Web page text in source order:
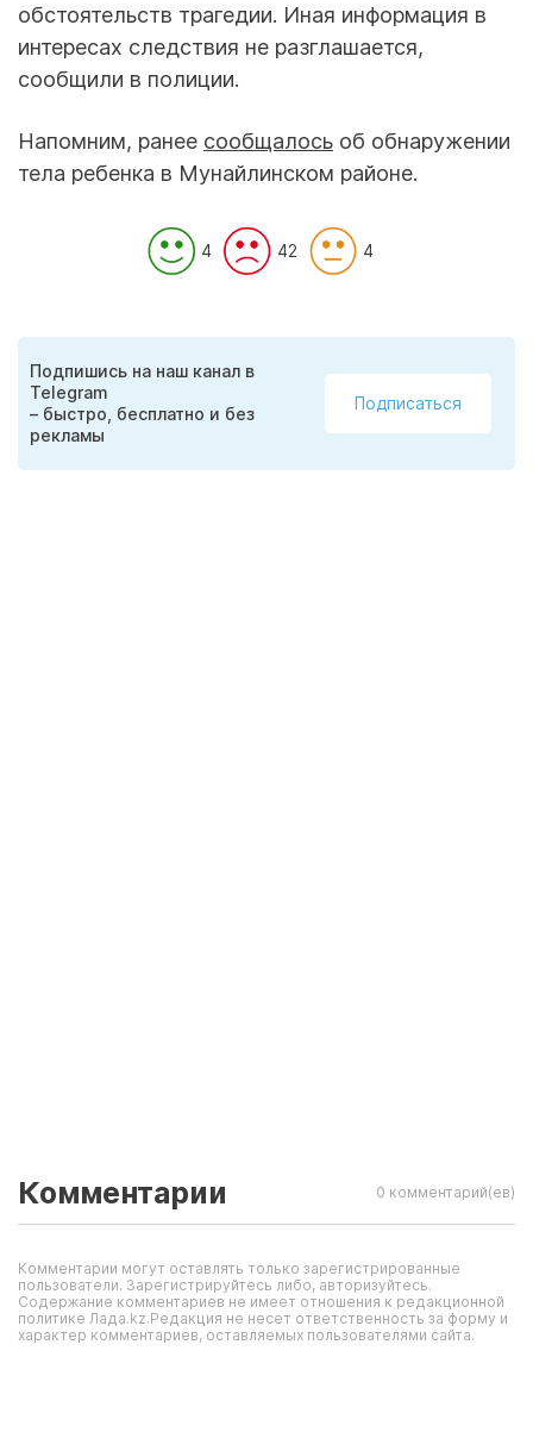
обстоятельств трагедии. Иная информация в
интересах следствия не разглашается,
сообщили в полиции.
Напомним, ранее сообщалось об обнаружении
тела ребенка в Мунайлинском районе.
4 42 4
Подпишись на наш канал в
Telegram
– быстро, бесплатно и без
рекламы
Подписаться
Комментарии 0 комментарий(ев)
Комментарии могут оставлять только зарегистрированные
пользователи. Зарегистрируйтесь либо, авторизуйтесь.
Содержание комментариев не имеет отношения к редакционной
политике Лада.kz.Редакция не несет ответственность за форму и
характер комментариев, оставляемых пользователями сайта.